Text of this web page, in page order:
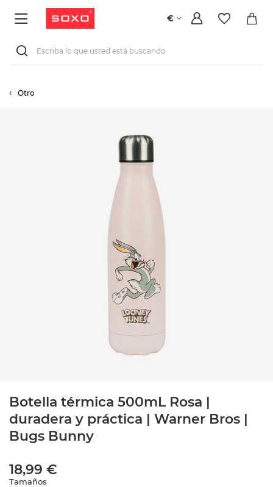
€
Otro
Botella térmica 500mL Rosa |
duradera y práctica | Warner Bros |
Bugs Bunny
18,99 €
Tamaños